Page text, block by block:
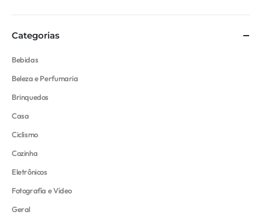
Categorias
Bebidas
Beleza e Perfumaria
Brinquedos
Casa
Ciclismo
Cozinha
Eletrônicos
Fotografía e Vídeo
Geral